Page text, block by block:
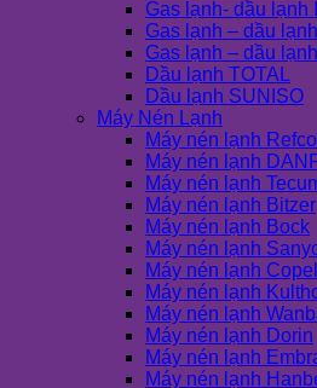
Gas lạnh- dầu lạnh
Gas lạnh – dầu
Gas lạnh – dầu
Dầu lạnh TOTAL
Dầu lạnh SUNISO
Máy Nén Lạnh
Máy nén lạnh
Máy nén lạnh
Máy nén lạnh
Máy nén lạnh Bitzer
Máy nén lạnh Bock
Máy nén lạnh
Máy nén lạnh
Máy nén lạnh
Máy nén lạnh
Máy nén lạnh Dorin
Máy nén lạnh
Máy nén lạnh